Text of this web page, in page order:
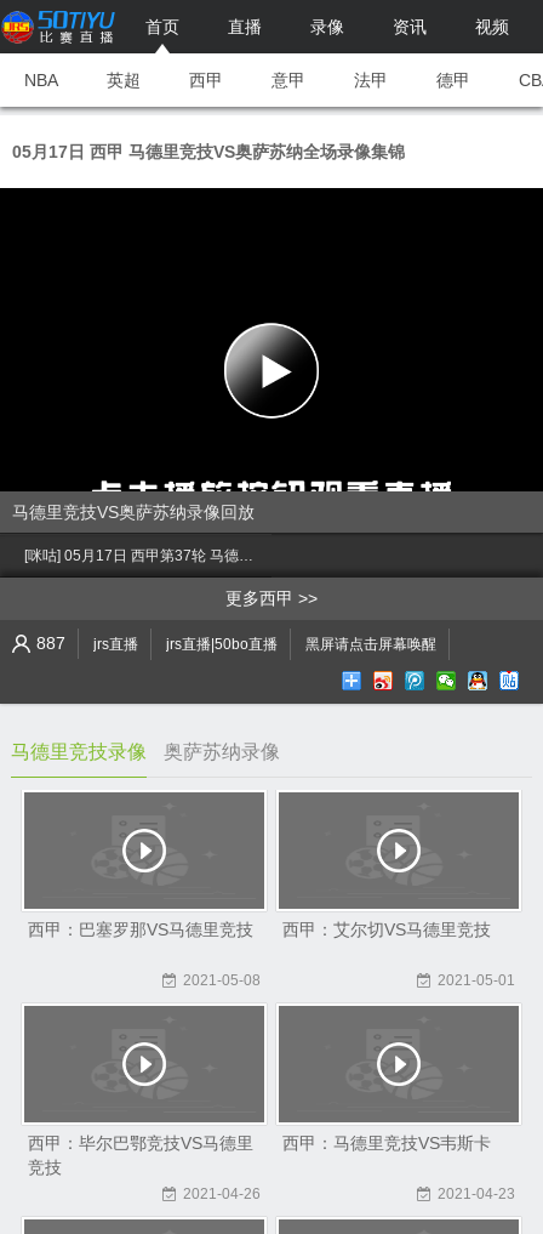
首页 直播 录像 资讯 视频
NBA 英超 西甲 意甲 法甲 德甲
05月17日 西甲 马德里竞技VS奥萨苏纳全场录像集锦
>
马德里竞技VS奥萨苏纳录像回放
[咪咕] 05月17日 西甲第37轮 马德里竞技vs奥萨苏纳 全场录像[有比分] [小窗口/手机/Pad观看]
更多西甲
887 jrs直播 jrs直播|50bo直播 黑屏请点击屏幕唤醒
马德里竞技录像 奥萨苏纳录像
西甲：巴塞罗那VS马德里竞技
2021-05-08
西甲：艾尔切VS马德里竞技
2021-05-01
西甲：毕尔巴鄂竞技VS马德里
竞技
2021-04-26
西甲：马德里竞技VS韦斯卡
2021-04-23